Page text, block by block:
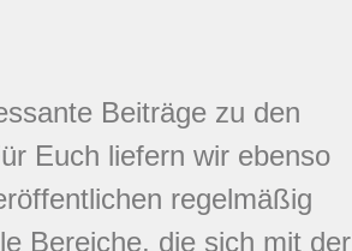
Beiträge zu den
Euch liefern wir ebenso
regelmäßig
Bereiche, die sich mit der